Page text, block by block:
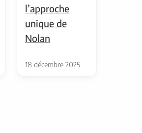
l’approche
unique de
Nolan
18 décembre 2025